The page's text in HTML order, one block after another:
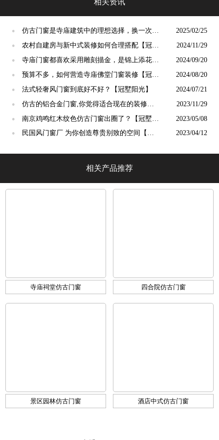
●
仿古门窗是寺庙建筑中的理想选择，换一次用
终生【冠墅阳光】
2025/02/25
●
农村自建房与新中式装修如何合理搭配【冠墅
阳光】
2024/11/29
●
寺庙门窗都喜欢采用雕刻描金，是锦上添花
吗？【冠墅阳光】
2024/09/20
●
预算不多，如何营造寺庙佛堂门窗装修【冠墅
阳光】
2024/08/20
● 法式轻奢风门窗到底好不好？【冠墅阳光】 2024/07/21
●
仿古的铝合金门窗,你觉得适合现在的装修吗?
【冠墅阳光】
2023/11/29
●
南京鸡鸣红木纹色仿古门窗出圈了？【冠墅阳
光】
2023/05/08
●
民国风门窗厂 为你创造尊贵别致的空间【冠
2023/04/12
相关产品推荐
寺庙祠堂仿古门窗 四合院仿古门窗
景区园林仿古门窗 酒店中式仿古门窗